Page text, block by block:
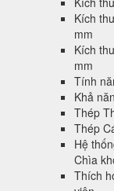
Kích
mm
Kích
mm
Tính
Khả
Thép
Thép
Hệ
Chìa
Thích